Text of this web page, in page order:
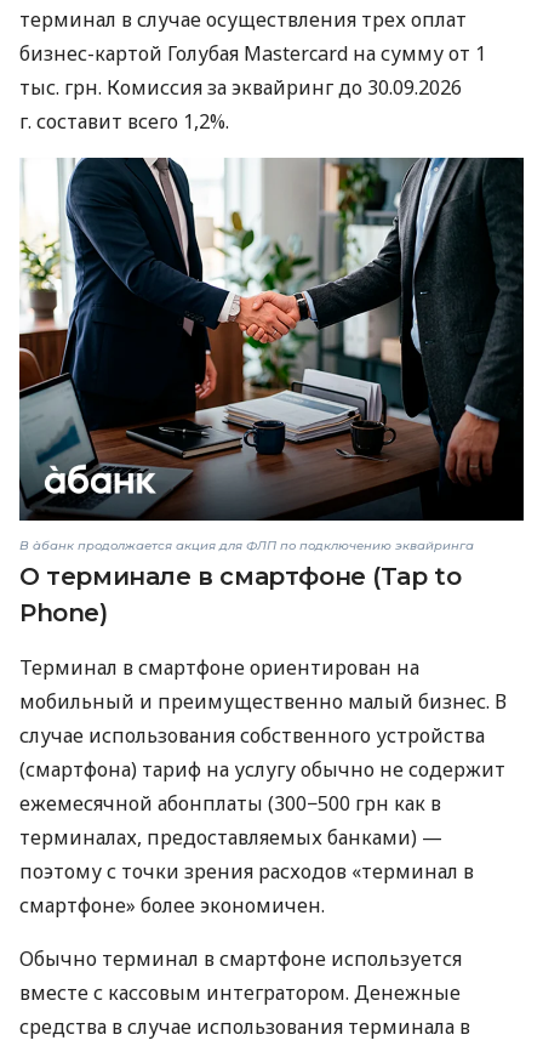
терминал в случае осуществления трех оплат
бизнес-картой Голубая Mastercard на сумму от 1
тыс. грн. Комиссия за эквайринг до 30.09.2026
г. составит всего 1,2%.
В àбанк продолжается акция для ФЛП по подключению эквайринга
О терминале в смартфоне (Tap to
Phone)
Терминал в смартфоне ориентирован на
мобильный и преимущественно малый бизнес. В
случае использования собственного устройства
(смартфона) тариф на услугу обычно не содержит
ежемесячной абонплаты (300−500 грн как в
терминалах, предоставляемых банками) —
поэтому с точки зрения расходов «терминал в
смартфоне» более экономичен.
Обычно терминал в смартфоне используется
вместе с кассовым интегратором. Денежные
средства в случае использования терминала в